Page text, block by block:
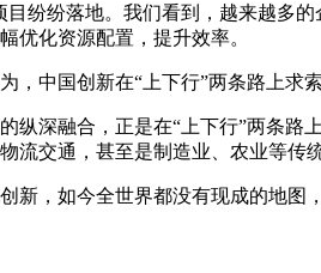
纷落地。我们看到，越来越多的
优化资源配置，提升效率。
中国创新在“上下行”两条路上求
深融合，正是在“上下行”两条路
流交通，甚至是制造业、农业等传
，如今全世界都没有现成的地图